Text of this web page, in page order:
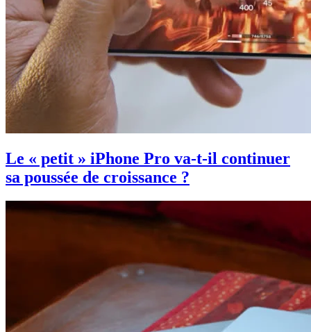
Le « petit » iPhone Pro va-t-il continuer
sa poussée de croissance ?